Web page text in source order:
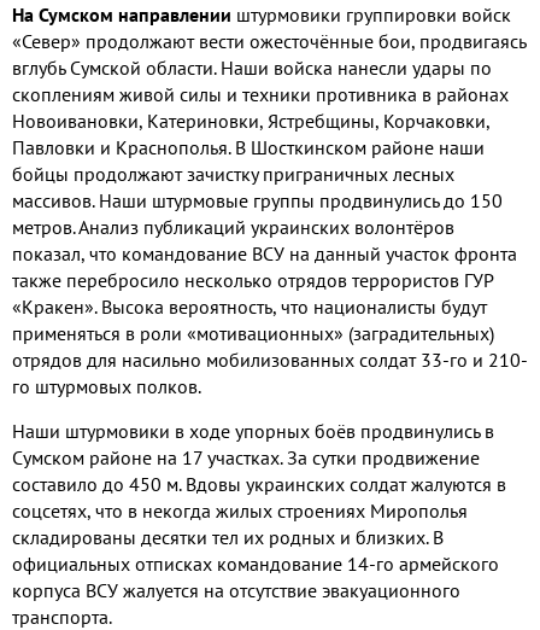
На Сумском направлении штурмовики группировки войск
«Север» продолжают вести ожесточённые бои, продвигаясь
вглубь Сумской области. Наши войска нанесли удары по
скоплениям живой силы и техники противника в районах
Новоивановки, Катериновки, Ястребщины, Корчаковки,
Павловки и Краснополья. В Шосткинском районе наши
бойцы продолжают зачистку приграничных лесных
массивов. Наши штурмовые группы продвинулись до 150
метров.Анализ публикаций украинских волонтёров
показал, что командование ВСУ на данный участок фронта
также перебросило несколько отрядов террористов ГУР
«Кракен». Высока вероятность, что националисты будут
применяться в роли «мотивационных» (заградительных)
отрядов для насильно мобилизованных солдат 33-го и 210-
го штурмовых полков.
Наши штурмовики в ходе упорных боёв продвинулись в
Сумском районе на 17 участках.За сутки продвижение
составило до 450 м. Вдовы украинских солдат жалуются в
соцсетях, что в некогда жилых строениях Мирополья
складированы десятки тел их родных и близких. В
официальных отписках командование 14-го армейского
корпуса ВСУ жалуется на отсутствие эвакуационного
транспорта.